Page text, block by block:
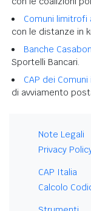
Comuni limitrofi
con le distanze in
Banche
Sportelli Bancari.
CAP dei
di avviamento
Note Legali
Privacy
CAP Italia
Calcolo